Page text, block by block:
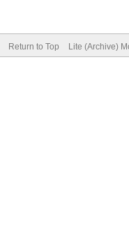
Return to Top Lite (Archive)